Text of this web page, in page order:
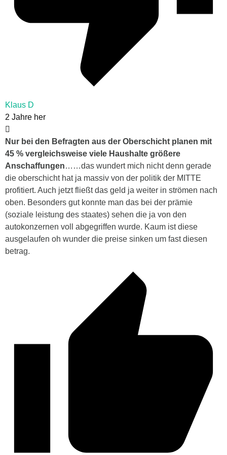
Klaus D
2 Jahre her
Nur bei den Befragten aus der Oberschicht planen mit
45 % vergleichsweise viele Haushalte größere
Anschaffungen……das wundert mich nicht denn gerade
die oberschicht hat ja massiv von der politik der MITTE
profitiert. Auch jetzt fließt das geld ja weiter in strömen nach
oben. Besonders gut konnte man das bei der prämie
(soziale leistung des staates) sehen die ja von den
autokonzernen voll abgegriffen wurde. Kaum ist diese
ausgelaufen oh wunder die preise sinken um fast diesen
betrag.